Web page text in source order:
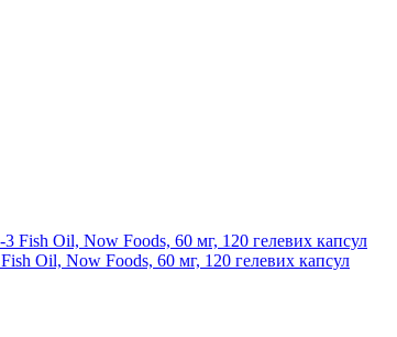
Oil, Now Foods, 60 мг, 120 гелевих капсул